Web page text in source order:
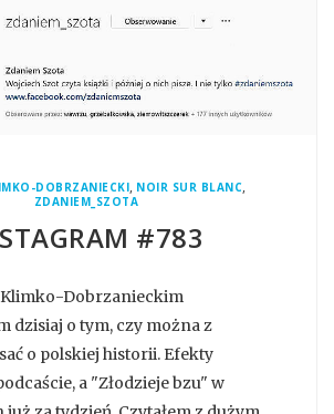
DOBRZANIECKI, NOIR SUR BLANC,
ZDANIEM_SZOTA
#783
Dobrzanieckim
dzisiaj o tym, czy można z
o polskiej historii. Efekty
a "Złodzieje bzu" w